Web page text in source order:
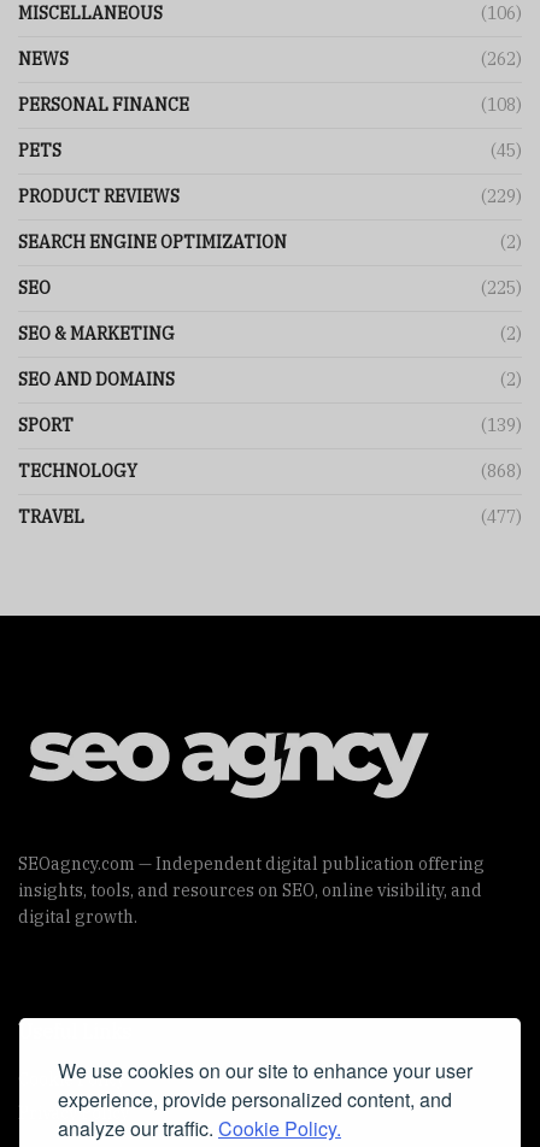
We use cookies on our site to enhance your user
experience, provide personalized content, and
analyze our traffic. Cookie Policy.
MISCELLANEOUS (106)
NEWS (262)
PERSONAL FINANCE (108)
PETS (45)
PRODUCT REVIEWS (229)
SEARCH ENGINE OPTIMIZATION (2)
SEO (225)
SEO & MARKETING (2)
SEO AND DOMAINS (2)
SPORT (139)
TECHNOLOGY (868)
TRAVEL (477)
SEOagncy.com — Independent digital publication offering
insights, tools, and resources on SEO, online visibility, and
digital growth.
Useful Links
Cookie Policy
Privacy Policy